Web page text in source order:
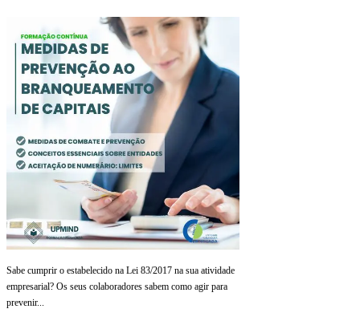
Sabe cumprir o estabelecido na Lei 83/2017 na sua atividade
empresarial? Os seus colaboradores sabem como agir para
prevenir...